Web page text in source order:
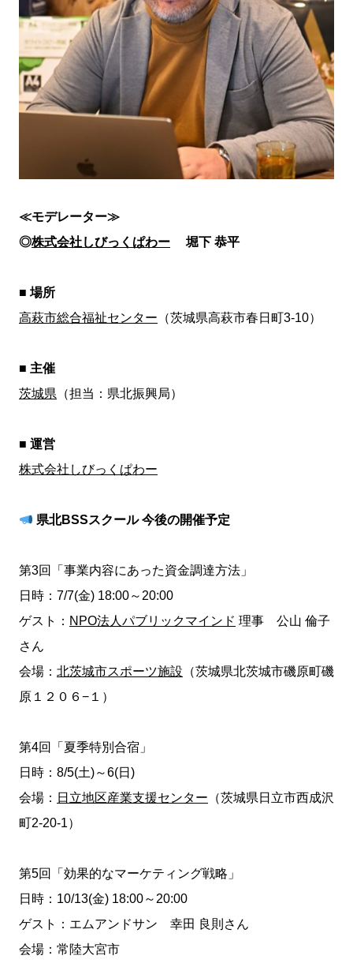
≪モデレーター≫
◎株式会社しびっくぱわー 堀下 恭平
■ 場所
高萩市総合福祉センター （茨城県高萩市春日町3-10）
■ 主催
茨城県 （担当：県北振興局）
■ 運営
株式会社しびっくぱわー
県北BSSスクール 今後の開催予定
第3回「事業内容にあった資金調達方法」
日時：7/7(金) 18:00～20:00
ゲスト： NPO法人パブリックマインド 理事 公山 倫子
さん
会場： 北茨城市スポーツ施設 （茨城県北茨城市磯原町磯
原１２０６−１）
第4回「夏季特別合宿」
日時：8/5(土)～6(日)
会場： 日立地区産業支援センター （茨城県日立市西成沢
町2-20-1）
第5回「効果的なマーケティング戦略」
日時：10/13(金) 18:00～20:00
ゲスト：エムアンドサン 幸田 良則さん
会場：常陸大宮市